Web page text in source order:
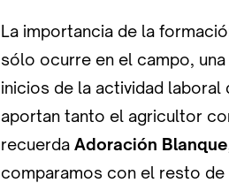
La importancia de la
sólo ocurre en el campo,
inicios de la actividad
aportan tanto el agricultor
recuerda Adoración
comparamos con el resto